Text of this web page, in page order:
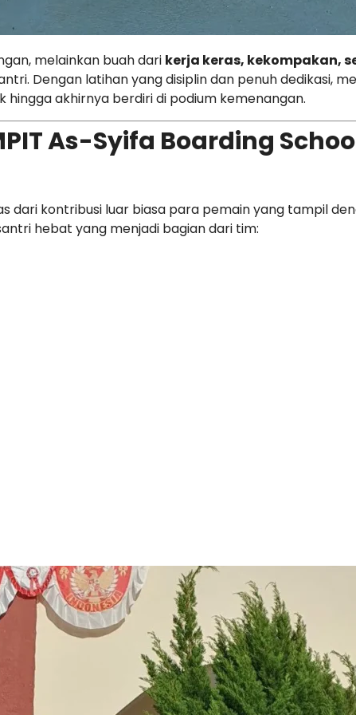
melainkan buah dari kerja keras, kekompakan,
Dengan latihan yang disiplin dan penuh dedikasi,
akhirnya berdiri di podium kemenangan.
As-Syifa Boarding
dari kontribusi luar biasa para pemain yang tampil
hebat yang menjadi bagian dari tim: